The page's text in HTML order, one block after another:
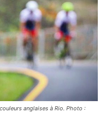
anglaises à Rio. Photo :